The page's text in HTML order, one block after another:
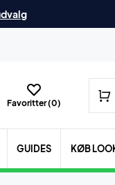
Favoritter (0)
GUIDES KØB